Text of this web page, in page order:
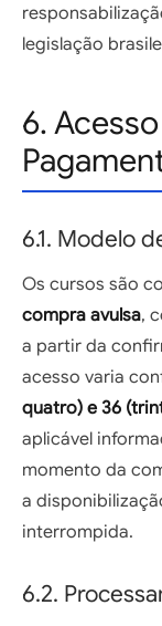
legislação
6.
6.1. Modelo
Os cursos são
compra avulsa,
a partir da
acesso varia
quatro) e 36
aplicável
momento da
a
interrompida.
6.2.